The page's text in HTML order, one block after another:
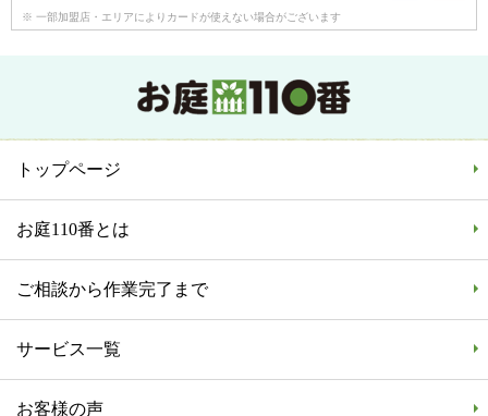
※ 一部加盟店・エリアによりカードが使えない場合がございます
トップページ
お庭110番とは
ご相談から作業完了まで
サービス一覧
お客様の声